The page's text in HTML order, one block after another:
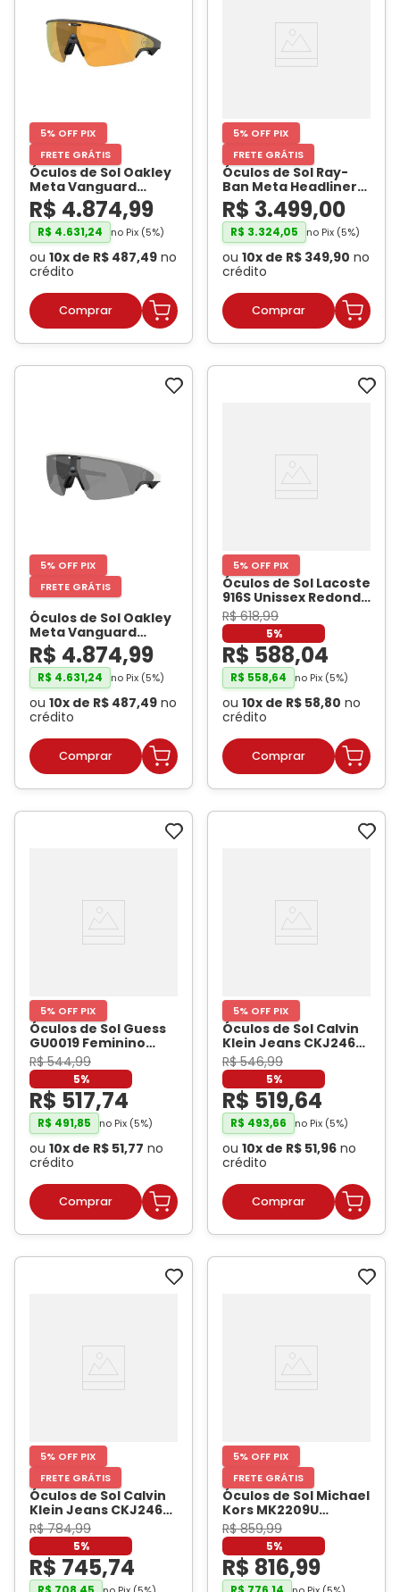
5% OFF PIX
FRETE GRÁTIS
Óculos de Sol Oakley
Meta Vanguard
OW8001 Preto / Prizm
24K Unissex- OAKLEY
META
R$ 4.874,99
R$ 4.631,24 no Pix (5%)
ou 10x de R$ 487,49 no
crédito
5% OFF PIX
FRETE GRÁTIS
Óculos de Sol Ray-
Ban Meta Headliner
Gen 2 RW4013 Preto
Brilhante / Verde G-
15 Unissex- RAY BAN
META
R$ 3.499,00
R$ 3.324,05 no Pix (5%)
ou 10x de R$ 349,90 no
crédito
5% OFF PIX
FRETE GRÁTIS
Óculos de Sol Oakley
Meta Vanguard
OW8001 Branco /
Prizm Black Unissex
OAKLEY META
R$ 4.874,99
R$ 4.631,24 no Pix (5%)
ou 10x de R$ 487,49 no
crédito
5% OFF PIX
Óculos de Sol Lacoste
916S Unissex Redondo
Acetato Marrom
LACOSTE
R$ 618,99
5%
R$ 588,04
R$ 558,64 no Pix (5%)
ou 10x de R$ 58,80 no
crédito
5% OFF PIX
Óculos de Sol Guess
GU0019 Feminino
Gatinho Metal Preto
- GUESS
R$ 544,99
5%
R$ 517,74
R$ 491,85 no Pix (5%)
ou 10x de R$ 51,77 no
crédito
5% OFF PIX
Óculos de Sol Calvin
Klein Jeans CKJ2460
Feminino Retangular
Acetato Marrom
CALVIN KLEIN JEANS
R$ 546,99
5%
R$ 519,64
R$ 493,66 no Pix (5%)
ou 10x de R$ 51,96 no
crédito
5% OFF PIX
FRETE GRÁTIS
Óculos de Sol Calvin
Klein Jeans CKJ2460
Feminino Quadrado
Acetato Verde
Cristal- CALVIN KLEIN
JEANS
R$ 784,99
5%
R$ 745,74
5% OFF PIX
FRETE GRÁTIS
Óculos de Sol Michael
Kors MK2209U
Feminino Gatinho
Acetato Preto-
MICHAEL KORS
R$ 859,99
5%
R$ 816,99